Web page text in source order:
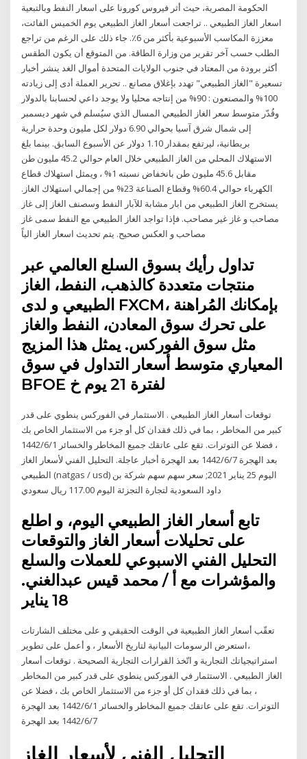
الحكومة المصرية، حيث أثر فيروس كورونا على اسعار النفط وبالتبعية
اسعار الغاز الطبيعي .. تراجعت أسعار الغاز الطبيعي يوم الخميس الفائت،
معززة المكاسب الأسبوعية بأكثر من 6٪. جاء ذلك على الرغم من تراجع
الطلب حسب آخر تقرير من وزارة الطاقة. من المتوقع أن يكون الطقس
أكثر برودة من المعتاد في جنوب الولايات المتحدة أموال الغد ينشر أخبار
تسعيرة "الغاز الطبيعي" تهدد بإغلاق مصانع .. تحرير العملة أدى إلى زيادته
100% والمصنعون : 90% من إنتاجه محليا ولا يوجد داعي لحسابنا بالدولار
وقُدّر متوسط سعر الغاز الطبيعي المسال الذي سيُسلم في شهر ديسمبر
إلى شمال شرق آسيا بحوالي 6.90 دولار لكل مليون وحدة حرارية
بريطانية، ليرتفع بمقدار 1.10 دولار عن الأسبوع السابق. بينما بلغ
الاستهلاك المحلي من الغاز الطبيعي خلال العام حوالي 45.2 مليون طن
مقابل 45.6 مليون طن بانخفاض نسبته 1% ، ويمثل استهلاك قطاع
الكهرباء حوالي 60.4% وقطاع الصناعة 23% من إجمالي استهلاك الغاز.
يستخرج الغاز الطبيعي من ابار مشابة للآبار النفط وسصنف الغاز إلى غاز
مصاحب و غاز غير مصاحب. فإذا تواجد الغاز الطبيعي مع النفط سمى غاز
مصاحب و العكس صحيح. يتم تحديث اسعار الغاز الياً
تداول رأيك بسوق السلع العالمي عبر
منتجات متعددة كالذهب، النفط، الغاز
الطبيعي و لدى FXCM، بإمكانك المُراهنة
على تحرك سوق المعادن، النفط والغاز
مثل سوق الفوركس. يمثل هذا المزيج
المعياري متوسط أسعار التداول في سوق
BFOE لفترة 21 يوم خ
توقعات أسعار الغاز الطبيعي . الاستثمار في الفوركس ينطوي على قدر
كبير من المخاطر ، بما في ذلك فقدان كل أو جزء من الاستثمار الخاص بك
، فضلا عن التوترات. تقع على عاتقك جميع المخاطر والخسائر 1‏‏/6‏‏/1442
بعد الهجرة 7‏‏/6‏‏/1442 بعد الهجرة أخبار عاجلة. التحليل الفني لأسعار الغاز
الطبيعي (natgas / usd) اليوم 25 يناير 2021; سعر سهم سهم شركة بن
داود السعودية لتجارة التجزئة اليوم 117.00 ريال سعودي
تابع أسعار الغاز الطبيعي اليوم، و اطلع
على تحليلات أسعار الغاز والتوقعات
التحليل الفني الاسبوعي للعملات والسلع
والمؤشرات مع أ / محمد قيس عبدالغني.
تعقّب أسعار الغاز الطبيعية في الوقت الحقيقي و على مختلف الشارتات
،استعرض الرسومات البيانية لتاريخ الأسعار ، و أعمل على تطوير
استراتيجياتك التجارية و اتّخذ القرارات التجارية الصحيحة . توقعات أسعار
الغاز الطبيعي . الاستثمار في الفوركس ينطوي على قدر كبير من المخاطر
، بما في ذلك فقدان كل أو جزء من الاستثمار الخاص بك ، فضلا عن
التوترات. تقع على عاتقك جميع المخاطر والخسائر 1‏‏/6‏‏/1442 بعد الهجرة
7‏‏/6‏‏/1442 بعد الهجرة
التحليل الفني لأسعار الغاز